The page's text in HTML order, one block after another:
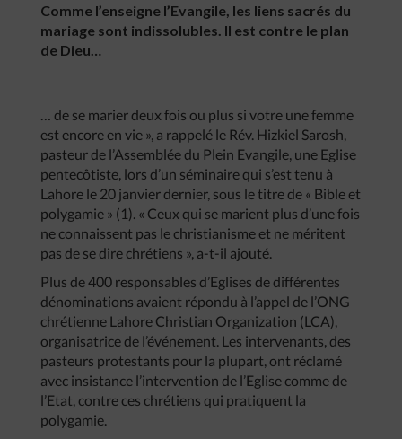
Comme l’enseigne l’Evangile, les liens sacrés du
mariage sont indissolubles. Il est contre le plan
de Dieu…
… de se marier deux fois ou plus si votre une femme
est encore en vie », a rappelé le Rév. Hizkiel Sarosh,
pasteur de l’Assemblée du Plein Evangile, une Eglise
pentecôtiste, lors d’un séminaire qui s’est tenu à
Lahore le 20 janvier dernier, sous le titre de « Bible et
polygamie » (1). « Ceux qui se marient plus d’une fois
ne connaissent pas le christianisme et ne méritent
pas de se dire chrétiens », a-t-il ajouté.
Plus de 400 responsables d’Eglises de différentes
dénominations avaient répondu à l’appel de l’ONG
chrétienne Lahore Christian Organization (LCA),
organisatrice de l’événement. Les intervenants, des
pasteurs protestants pour la plupart, ont réclamé
avec insistance l’intervention de l’Eglise comme de
l’Etat, contre ces chrétiens qui pratiquent la
polygamie.